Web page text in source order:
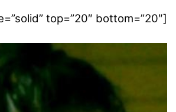
[divider style=”solid” top=”20″ bottom=”20″]